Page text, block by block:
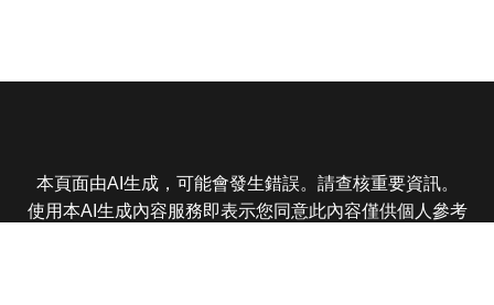
本頁面由AI生成，可能會發生錯誤。請查核重要資訊。
使用本AI生成內容服務即表示您同意此內容僅供個人參考